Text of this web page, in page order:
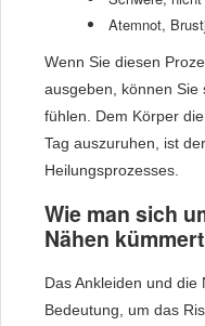
Atemnot,
Wenn Sie diesen
ausgeben, können Sie
fühlen. Dem Körper
Tag auszuruhen, ist
Heilungsprozesses.
Wie man sich
Nähen
Das Ankleiden und
Bedeutung, um das